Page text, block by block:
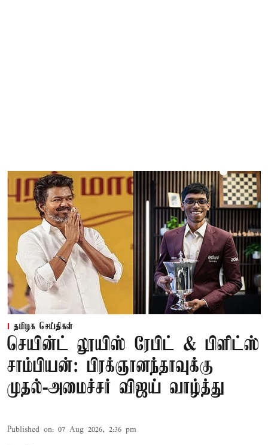
தமிழக செய்திகள்
செயின்ட் லூயிஸ் ரேபிட் & பிளிட்ஸ்
சாம்பியன்: பிரக்ஞானந்தாவுக்கு
முதல்-அமைச்சர் விஜய் வாழ்த்து
Published on: 07 Aug 2026, 2:36 pm